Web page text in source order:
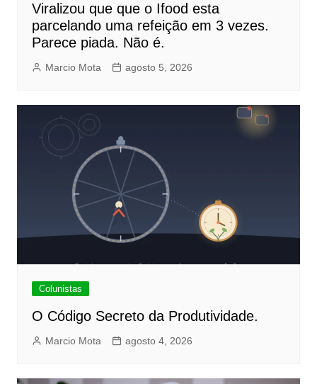
Viralizou que que o Ifood esta
parcelando uma refeição em 3 vezes.
Parece piada. Não é.
Marcio Mota agosto 5, 2026
Colunistas
O Código Secreto da Produtividade.
Marcio Mota agosto 4, 2026